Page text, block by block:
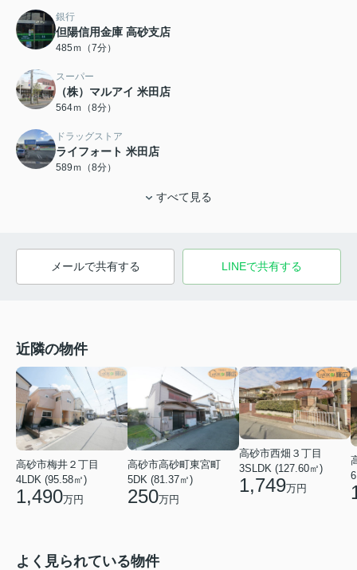
銀行
但陽信用金庫 高砂支店
485ｍ（7分）
スーパー
（株）マルアイ 米田店
564ｍ（8分）
ドラッグストア
ライフォート 米田店
589ｍ（8分）
すべて見る
メールで共有する LINEで共有する
近隣の物件
高砂市梅井２丁目
4LDK (95.58㎡)
1,490万円
高砂市高砂町東宮町
5DK (81.37㎡)
250万円
高砂市西畑３丁目
3SLDK (127.60㎡)
1,749万円
よく見られている物件